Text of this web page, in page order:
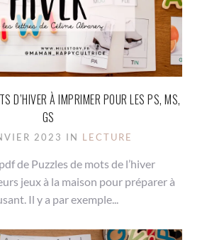
D’HIVER À IMPRIMER POUR LES PS, MS,
GS
2023 IN LECTURE
de Puzzles de mots de l’hiver
jeux à la maison pour préparer à
Il y a par exemple...